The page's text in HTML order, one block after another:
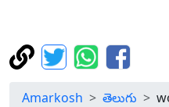
Amarkosh తెలుగు